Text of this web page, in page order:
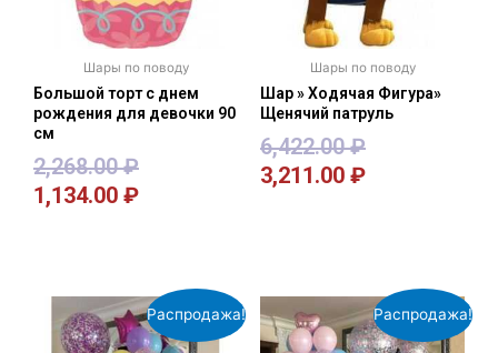
Шары по поводу
Большой торт с днем
рождения для девочки 90
см
2,268.00₽
1,134.00 ₽
Шары по поводу
Шар » Ходячая Фигура»
Щенячий патруль
6,422.00₽
3,211.00 ₽
Распродажа! Распродажа!